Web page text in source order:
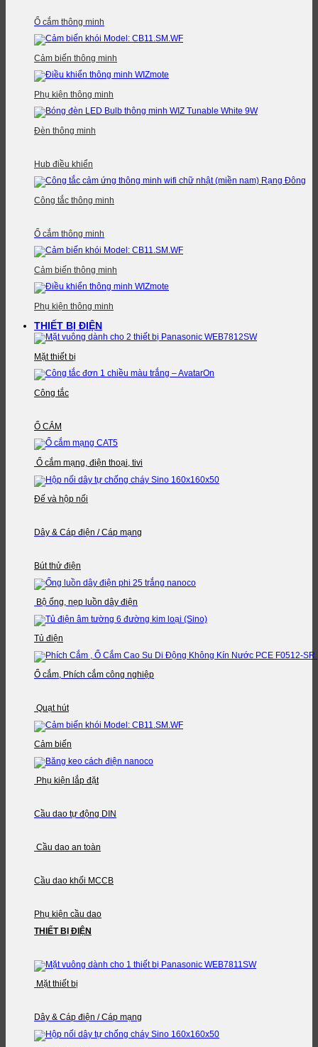
Ổ cắm thông minh
Cảm biến thông minh
Phụ kiện thông minh
Đèn thông minh
Hub điều khiển
Công tắc thông minh
Ổ cắm thông minh
Cảm biến thông minh
Phụ kiện thông minh
THIẾT BỊ ĐIỆN
Mặt thiết bị
Công tắc
Ổ CẮM
Ổ cắm mạng, điện thoại, tivi
Đế và hộp nối
Dây & Cáp điện / Cáp mạng
Bút thử điện
Bộ ống, nẹp luồn dây điện
Tủ điện
Ổ cắm, Phích cắm công nghiệp
Quạt hút
Cảm biến
Phụ kiện lắp đặt
Cầu dao tự động DIN
Cầu dao an toàn
Cầu dao khối MCCB
Phụ kiện cầu dao
THIẾT BỊ ĐIỆN
Mặt thiết bị
Dây & Cáp điện / Cáp mạng